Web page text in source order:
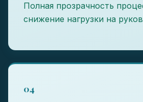
Полная прозрачность
снижение нагрузки на
04